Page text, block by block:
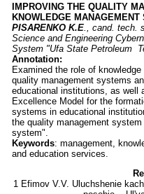
IMPROVING THE QUALITY
KNOWLEDGE MANAGEMENT
PISARENKO K.E ., cand. tech.
Science and Engineering
System "Ufa State Petroleum
Annotation:
Examined the role of
quality management systems
educational institutions, as well
Excellence Model for the
systems in educational
the quality management
system".
Keywords: management,
and education services.
1 Efimov V.V. Uluchshenie